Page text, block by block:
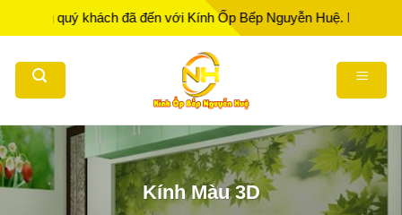
qua
quý khách đã đến với Kính Ốp Bếp Nguyễn Huệ. Nhà Sản xuất
Kính Màu 3D